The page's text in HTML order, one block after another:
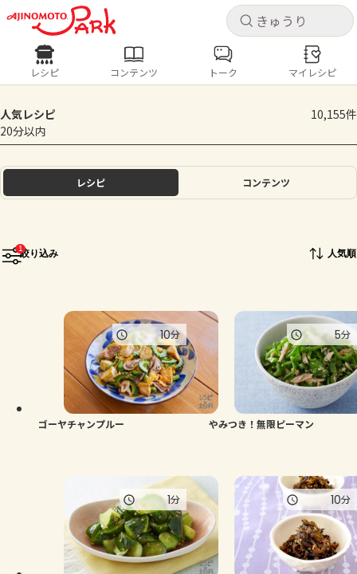
キャ
ログインするとレシピを保存できます
ホーム
トーク
よくあるお問い合わせ
お買い物
キャ
レシピ コンテンツ
人気の食材・レシピ
きゅうり とうもろこし
レシピ コンテンツ トーク マイレシピ
人気レシピ
10,155件
20分以内
レシピ コンテンツ
1絞り込み 人気順
ゴーヤチャンプルー
10分
やみつき！無限ピーマン
5分
1分 10分